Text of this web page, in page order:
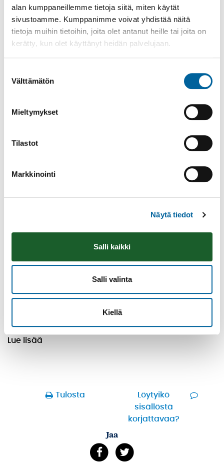
alan kumppaneillemme tietoja siitä, miten käytät
sivustoamme. Kumppanimme voivat yhdistää näitä
tietoja muihin tietoihin, joita olet antanut heille tai joita on
kerätty, kun olet käyttänyt heidän palvelujaan.
valinta
Välttämätön
Mieltymykset
Tilastot
Markkinointi
Näytä tiedot
Salli kaikki
Salli valinta
Kiellä
08.08.2026 10:00
Räsymattojooga
Talo Rannalla kallioilla
Lue lisää
Tulosta
Löytyikö
sisällöstä
korjattavaa?
Jaa